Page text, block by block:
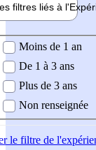
filtres liés à l'
demandée
Moins de 1 an
De 1 à 3 ans
Plus de 3 ans
Non renseignée
le filtre de